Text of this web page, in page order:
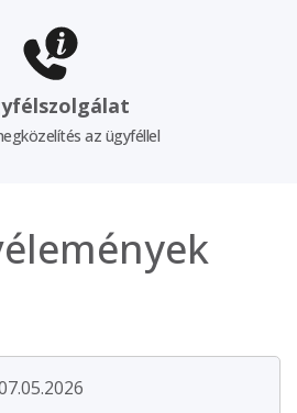
az ügyféllel